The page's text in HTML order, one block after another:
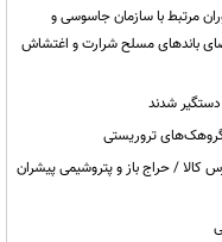
و دستگیری ۲۱ نفر از مزدوران مرتبط با سازمان جاسوسی و
و بازداشت ۴ نفر از اعضای باندهای مسلح شرارت و اغتشاش
دستگیر شدند
بورس کالا / حراج باز و پتروشیمی پیشران